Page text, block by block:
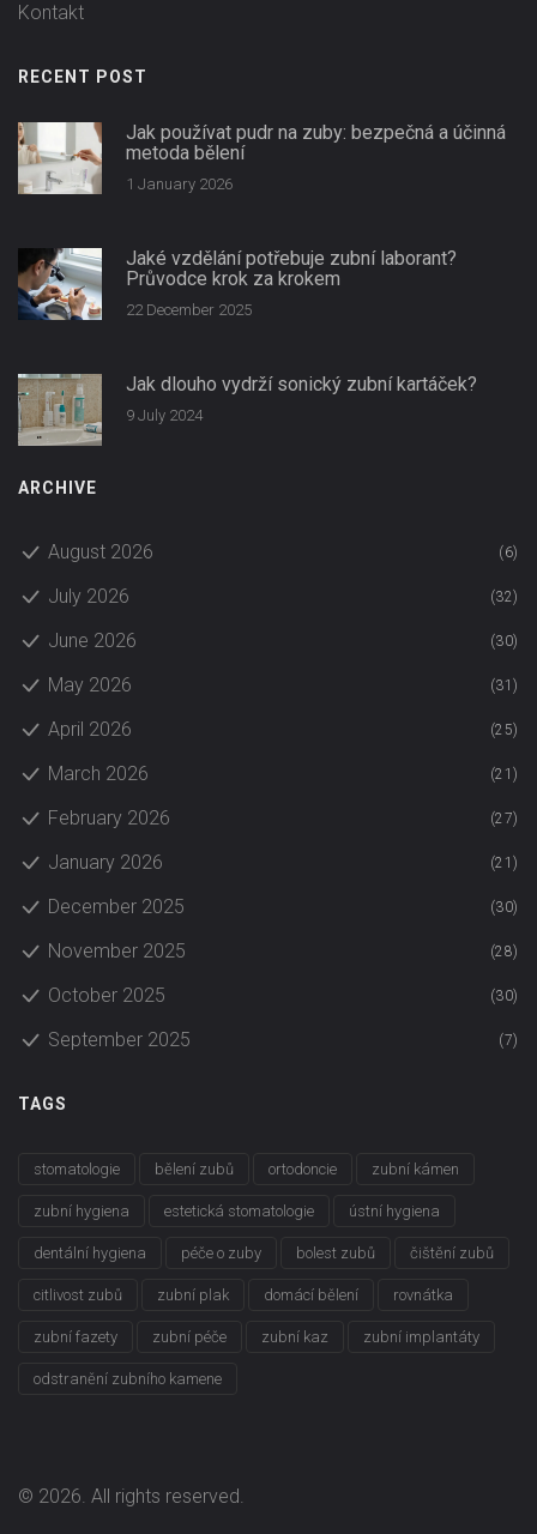
Kontakt
RECENT POST
Jak používat pudr na zuby: bezpečná a účinná
metoda bělení
1 January 2026
Jaké vzdělání potřebuje zubní laborant?
Průvodce krok za krokem
22 December 2025
Jak dlouho vydrží sonický zubní kartáček?
9 July 2024
ARCHIVE
August 2026 (6)
July 2026 (32)
June 2026 (30)
May 2026 (31)
April 2026 (25)
March 2026 (21)
February 2026 (27)
January 2026 (21)
December 2025 (30)
November 2025 (28)
October 2025 (30)
September 2025 (7)
TAGS
stomatologie bělení zubů ortodoncie zubní kámen
zubní hygiena estetická stomatologie ústní hygiena
dentální hygiena péče o zuby bolest zubů čištění zubů
citlivost zubů zubní plak domácí bělení rovnátka
zubní fazety zubní péče zubní kaz zubní implantáty
odstranění zubního kamene
© 2026. All rights reserved.